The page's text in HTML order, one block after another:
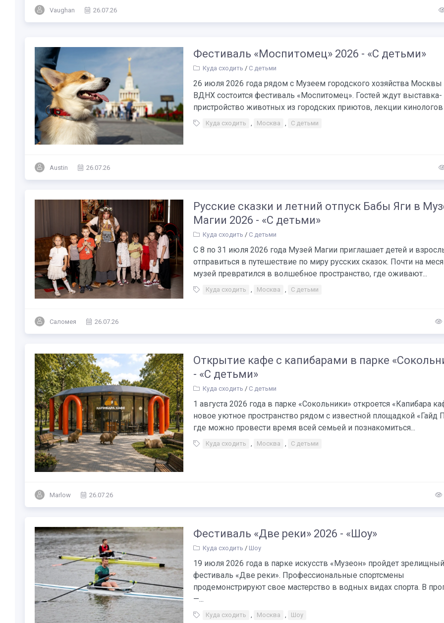
Vaughan 26.07.26
Фестиваль «Моспитомец» 2026 - «С детьми»
Куда сходить / С детьми
26 июля 2026 года рядом с Музеем городского хозяйства Москвы
ВДНХ состоится фестиваль «Моспитомец». Гостей ждут выставка-
пристройство животных из городских приютов, лекции кинологов
Куда сходить , Москва , С детьми
Austin 26.07.26
Русские сказки и летний отпуск Бабы Яги в
Магии 2026 - «С детьми»
Куда сходить / С детьми
С 8 по 31 июля 2026 года Музей Магии приглашает детей и
отправиться в путешествие по миру русских сказок. Почти на
музей превратился в волшебное пространство, где оживают...
Куда сходить , Москва , С детьми
Саломея 26.07.26
Открытие кафе с капибарами в парке
- «С детьми»
Куда сходить / С детьми
1 августа 2026 года в парке «Сокольники» откроется «Капибара
новое уютное пространство рядом с известной площадкой «Гайд
где можно провести время всей семьей и познакомиться...
Куда сходить , Москва , С детьми
Marlow 26.07.26
Фестиваль «Две реки» 2026 - «Шоу»
Куда сходить / Шоу
19 июля 2026 года в парке искусств «Музеон» пройдет зрелищный
фестиваль «Две реки». Профессиональные спортсмены
продемонстрируют свое мастерство в водных видах спорта. В
—...
Куда сходить , Москва , Шоу